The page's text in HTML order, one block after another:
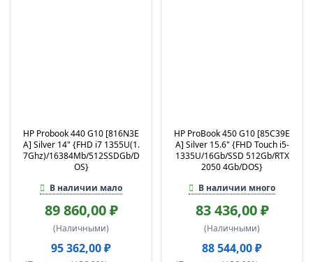
HP Probook 440 G10 [816N3E
A] Silver 14" {FHD i7 1355U(1.
7Ghz)/16384Mb/512SSDGb/D
OS}
В наличии мало
89 860,00 ₽
(Наличными)
95 362,00 ₽
HP ProBook 450 G10 [85C39E
A] Silver 15.6" {FHD Touch i5-
1335U/16Gb/SSD 512Gb/RTX
2050 4Gb/DOS}
В наличии много
83 436,00 ₽
(Наличными)
88 544,00 ₽